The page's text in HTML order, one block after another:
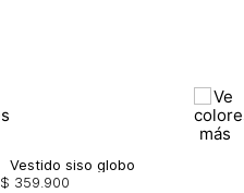
Vestido siso globo
$ 359 900